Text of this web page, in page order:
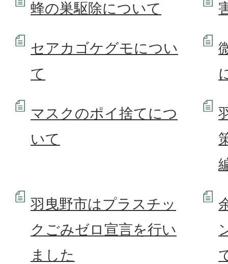
蜂の巣駆除について
セアカゴケグモについ
て
マスクのポイ捨てにつ
いて
羽曳野市はプラスチッ
クごみゼロ宣言を行い
ました